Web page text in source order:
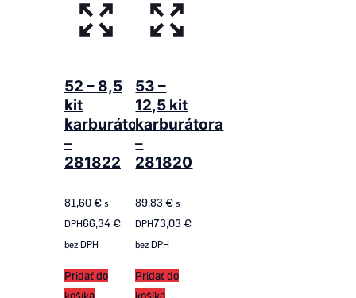
52 – 8,5
kit
karburátora
–
281822
81,60€ s
DPH66,34€
bez DPH
Pridať do
53 –
12,5 kit
karburátora
–
281820
89,83€ s
DPH73,03€
bez DPH
Pridať do